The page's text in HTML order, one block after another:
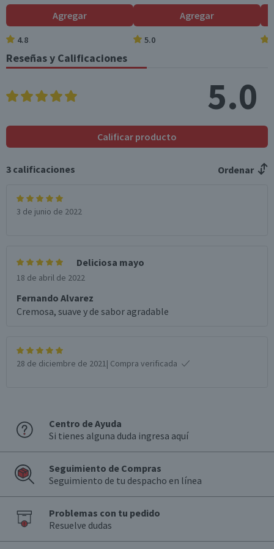
Hidratos de Carbon
o disponibles (g)
4,9 0,7
Azúcares totales
(g)
*Ingesta de referencia de un adulto promedio (8400 kj / 2000 kcal)
Agregar
4.8
Agregar
5.0
Reseñas y Calificaciones
5.0
Calificar producto
3 calificaciones Ordenar
3 de junio de 2022
Deliciosa mayo
18 de abril de 2022
Fernando Alvarez
Cremosa, suave y de sabor agradable
28 de diciembre de 2021| Compra verificada
Centro de Ayuda
Si tienes alguna duda ingresa aquí
Seguimiento de Compras
Seguimiento de tu despacho en línea
Problemas con tu pedido
Resuelve dudas